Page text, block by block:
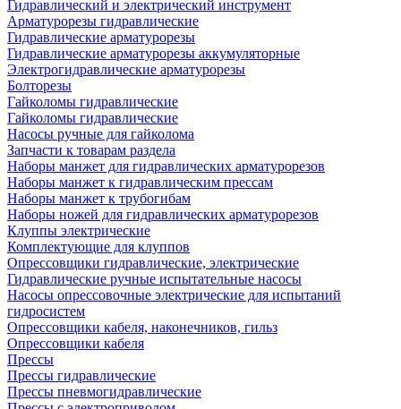
Гидравлический и электрический инструмент
Арматурорезы гидравлические
Гидравлические арматурорезы
Гидравлические арматурорезы аккумуляторные
Электрогидравлические арматурорезы
Болторезы
Гайколомы гидравлические
Гайколомы гидравлические
Насосы ручные для гайколома
Запчасти к товарам раздела
Наборы манжет для гидравлических арматурорезов
Наборы манжет к гидравлическим прессам
Наборы манжет к трубогибам
Наборы ножей для гидравлических арматурорезов
Клуппы электрические
Комплектующие для клуппов
Опрессовщики гидравлические, электрические
Гидравлические ручные испытательные насосы
Насосы опрессовочные электрические для испытаний
гидросистем
Опрессовщики кабеля, наконечников, гильз
Опрессовщики кабеля
Прессы
Прессы гидравлические
Прессы пневмогидравлические